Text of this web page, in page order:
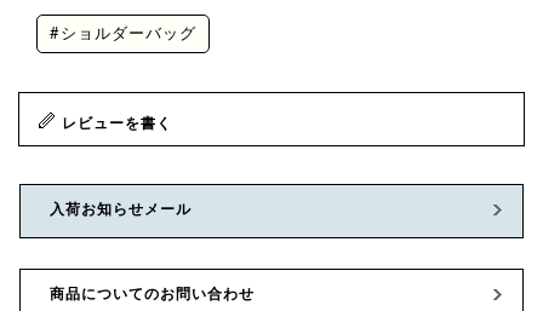
#ショルダーバッグ
レビューを書く
入荷お知らせメール
商品についてのお問い合わせ